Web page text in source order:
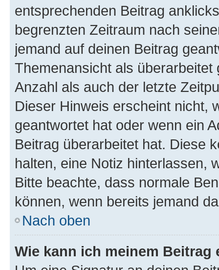
entsprechenden Beitrag
begrenzten Zeitraum nach
jemand auf deinen Beitrag
Themenansicht als
Anzahl als auch der letzte
Dieser Hinweis erscheint nicht,
geantwortet hat oder wenn ein
Beitrag überarbeitet hat. Diese
halten, eine Notiz hinterlassen,
Bitte beachte, dass normale
können, wenn bereits jemand
Nach oben
Wie kann ich meinem